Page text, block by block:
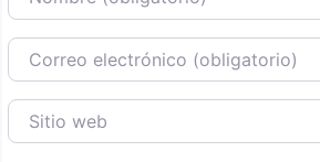
Correo Electronico
Sitio web